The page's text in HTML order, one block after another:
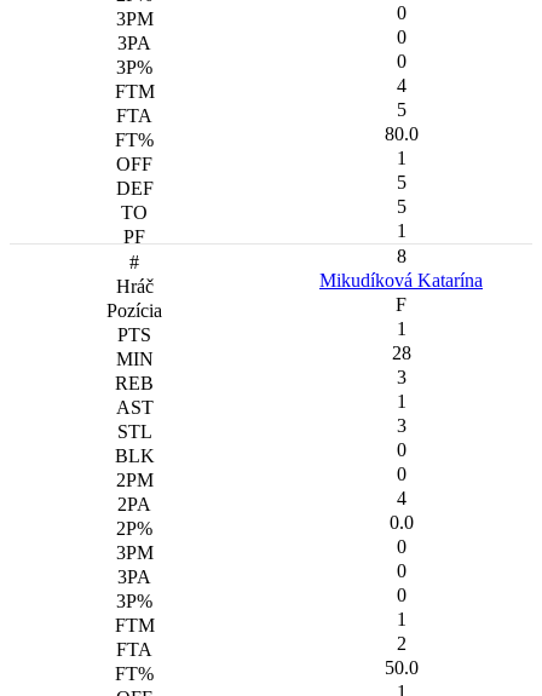
0
0
0
4
5
80.0
1
5
5
1
8
Mikudíková Katarína
F
1
28
3
1
3
0
0
4
0.0
0
0
0
1
2
50.0
1